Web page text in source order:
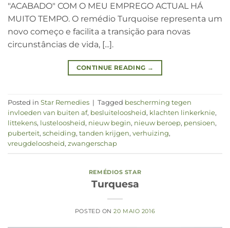
"ACABADO" COM O MEU EMPREGO ACTUAL HÁ
MUITO TEMPO. O remédio Turquoise representa um
novo começo e facilita a transição para novas
circunstâncias de vida, [...].
CONTINUE READING →
Posted in Star Remedies | Tagged bescherming tegen
invloeden van buiten af, besluiteloosheid, klachten linkerknie,
littekens, lusteloosheid, nieuw begin, nieuw beroep, pensioen,
puberteit, scheiding, tanden krijgen, verhuizing,
vreugdeloosheid, zwangerschap
REMÉDIOS STAR
Turquesa
POSTED ON20 MAIO 2016